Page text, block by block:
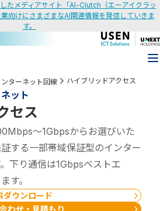
たメディアサイト「AI-Clutch（エーアイクラッ
向けにさまざまなAI関連情報を発信していきま
す。
ンターネット回線 ハイブリッドアクセス
ット
セス
～1Gbpsからお選びいた
する一部帯域保証型のインター
下り通信は1Gbpsベストエ
す。
ダウンロード
わせ・見積もり